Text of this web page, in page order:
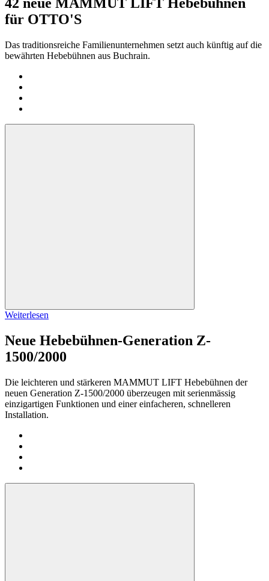
42 neue MAMMUT LIFT Hebebühnen
für OTTO'S
Das traditionsreiche Familienunternehmen setzt auch künftig auf die
bewährten Hebebühnen aus Buchrain.
Weiterlesen
Neue Hebebühnen-Generation Z-
1500/2000
Die leichteren und stärkeren MAMMUT LIFT Hebebühnen der
neuen Generation Z-1500/2000 überzeugen mit serienmässig
einzigartigen Funktionen und einer einfacheren, schnelleren
Installation.